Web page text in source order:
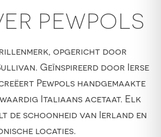
PEWPOLS
opgericht door
Geïnspireerd door Ierse
Pewpols handgemaakte
Italiaans acetaat. Elk
de schoonheid van Ierland en
locaties.